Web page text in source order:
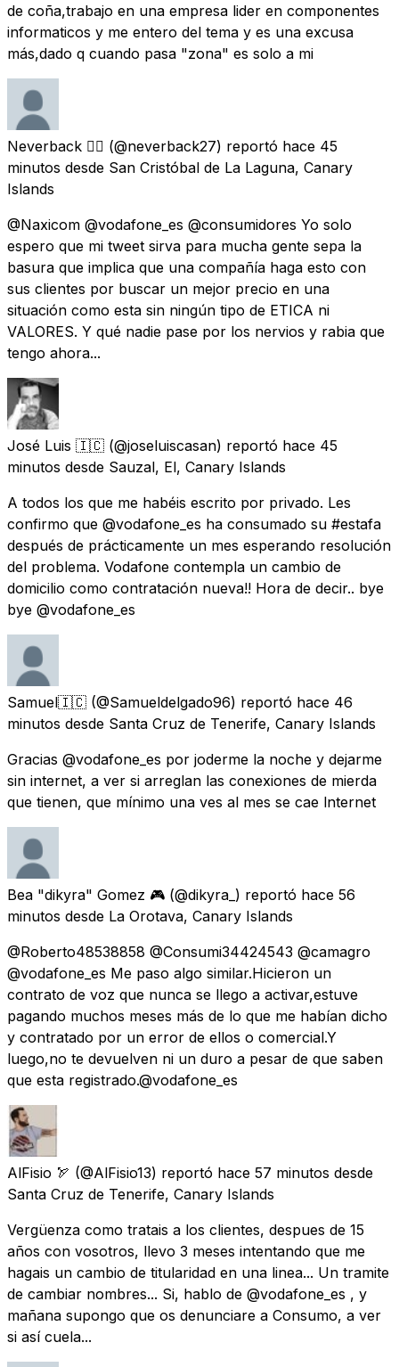
de coña,trabajo en una empresa lider en componentes
informaticos y me entero del tema y es una excusa
más,dado q cuando pasa "zona" es solo a mi
Neverback 🏳️‍🌈 (@neverback27) reportó hace 45
minutos desde San Cristóbal de La Laguna, Canary
Islands
@Naxicom @vodafone_es @consumidores Yo solo
espero que mi tweet sirva para mucha gente sepa la
basura que implica que una compañía haga esto con
sus clientes por buscar un mejor precio en una
situación como esta sin ningún tipo de ETICA ni
VALORES. Y qué nadie pase por los nervios y rabia que
tengo ahora...
José Luis 🇮🇨 (@joseluiscasan) reportó hace 45
minutos desde Sauzal, El, Canary Islands
A todos los que me habéis escrito por privado. Les
confirmo que @vodafone_es ha consumado su #estafa
después de prácticamente un mes esperando resolución
del problema. Vodafone contempla un cambio de
domicilio como contratación nueva!! Hora de decir.. bye
bye @vodafone_es
Samuel🇮🇨 (@Samueldelgado96) reportó hace 46
minutos desde Santa Cruz de Tenerife, Canary Islands
Gracias @vodafone_es por joderme la noche y dejarme
sin internet, a ver si arreglan las conexiones de mierda
que tienen, que mínimo una ves al mes se cae lnternet
Bea "dikyra" Gomez 🎮 (@dikyra_) reportó hace 56
minutos desde La Orotava, Canary Islands
@Roberto48538858 @Consumi34424543 @camagro
@vodafone_es Me paso algo similar.Hicieron un
contrato de voz que nunca se llego a activar,estuve
pagando muchos meses más de lo que me habían dicho
y contratado por un error de ellos o comercial.Y
luego,no te devuelven ni un duro a pesar de que saben
que esta registrado.@vodafone_es
AlFisio 🏹 (@AlFisio13) reportó hace 57 minutos desde
Santa Cruz de Tenerife, Canary Islands
Vergüenza como tratais a los clientes, despues de 15
años con vosotros, llevo 3 meses intentando que me
hagais un cambio de titularidad en una linea... Un tramite
de cambiar nombres... Si, hablo de @vodafone_es , y
mañana supongo que os denunciare a Consumo, a ver
si así cuela...